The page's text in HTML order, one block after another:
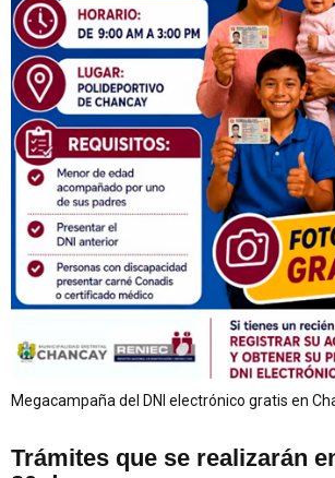
Megacampaña del DNI electrónico gratis en
Trámites que se realizarán